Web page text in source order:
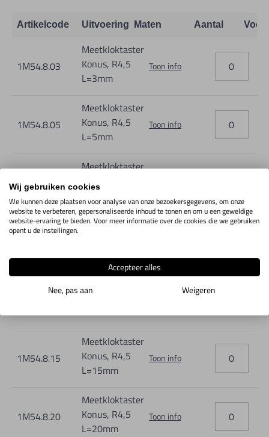
Artikelcode Uitvoering Maten Aantal
1M54.8.03
Meetkloktaster
Konus, R4,5
L=3mm
Toon info
1M54.8.05
Meetkloktaster
Konus, R4,5
L=5mm
Toon info
1M54.8.08
Meetkloktaster
Konus, R4,5
Meetkloktaster
Konus, R4,5
L=12mm
1M54.8.15
Meetkloktaster
Konus, R4,5
L=15mm
Toon info
1M54.8.20
Meetkloktaster
Konus, R4,5
L=20mm
Toon info
Wij gebruiken cookies
We kunnen deze plaatsen voor analyse van onze bezoekersgegevens, om onze
website te verbeteren, gepersonaliseerde inhoud te tonen en om u een geweldige
website-ervaring te bieden. Voor meer informatie over de cookies die we gebruiken
opent u de instellingen.
Accepteer alles
Nee, pas aan
Weigeren